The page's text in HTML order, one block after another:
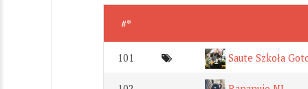
#*
101 Saute Szkoła